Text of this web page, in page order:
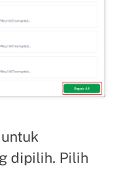
dipilih. Pilih